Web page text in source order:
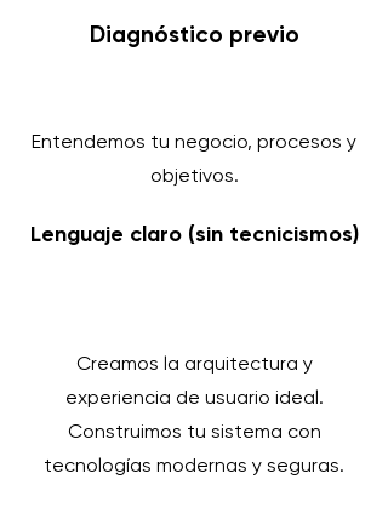
Diagnóstico previo
Entendemos tu negocio, procesos y
objetivos.
Lenguaje claro (sin tecnicismos)
Creamos la arquitectura y
experiencia de usuario ideal.
Construimos tu sistema con
tecnologías modernas y seguras.